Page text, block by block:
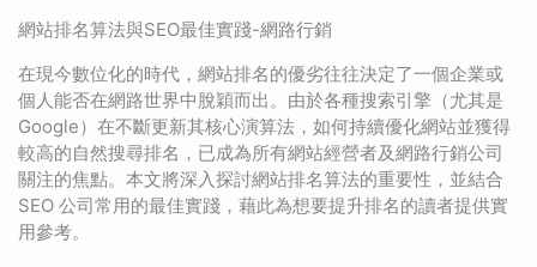
網站排名算法與SEO最佳實踐-網路行銷
在現今數位化的時代，網站排名的優劣往往決定了一個企業或
個人能否在網路世界中脫穎而出。由於各種搜索引擎（尤其是
Google）在不斷更新其核心演算法，如何持續優化網站並獲得
較高的自然搜尋排名，已成為所有網站經營者及網路行銷公司
關注的焦點。本文將深入探討網站排名算法的重要性，並結合
SEO 公司常用的最佳實踐，藉此為想要提升排名的讀者提供實
用參考。